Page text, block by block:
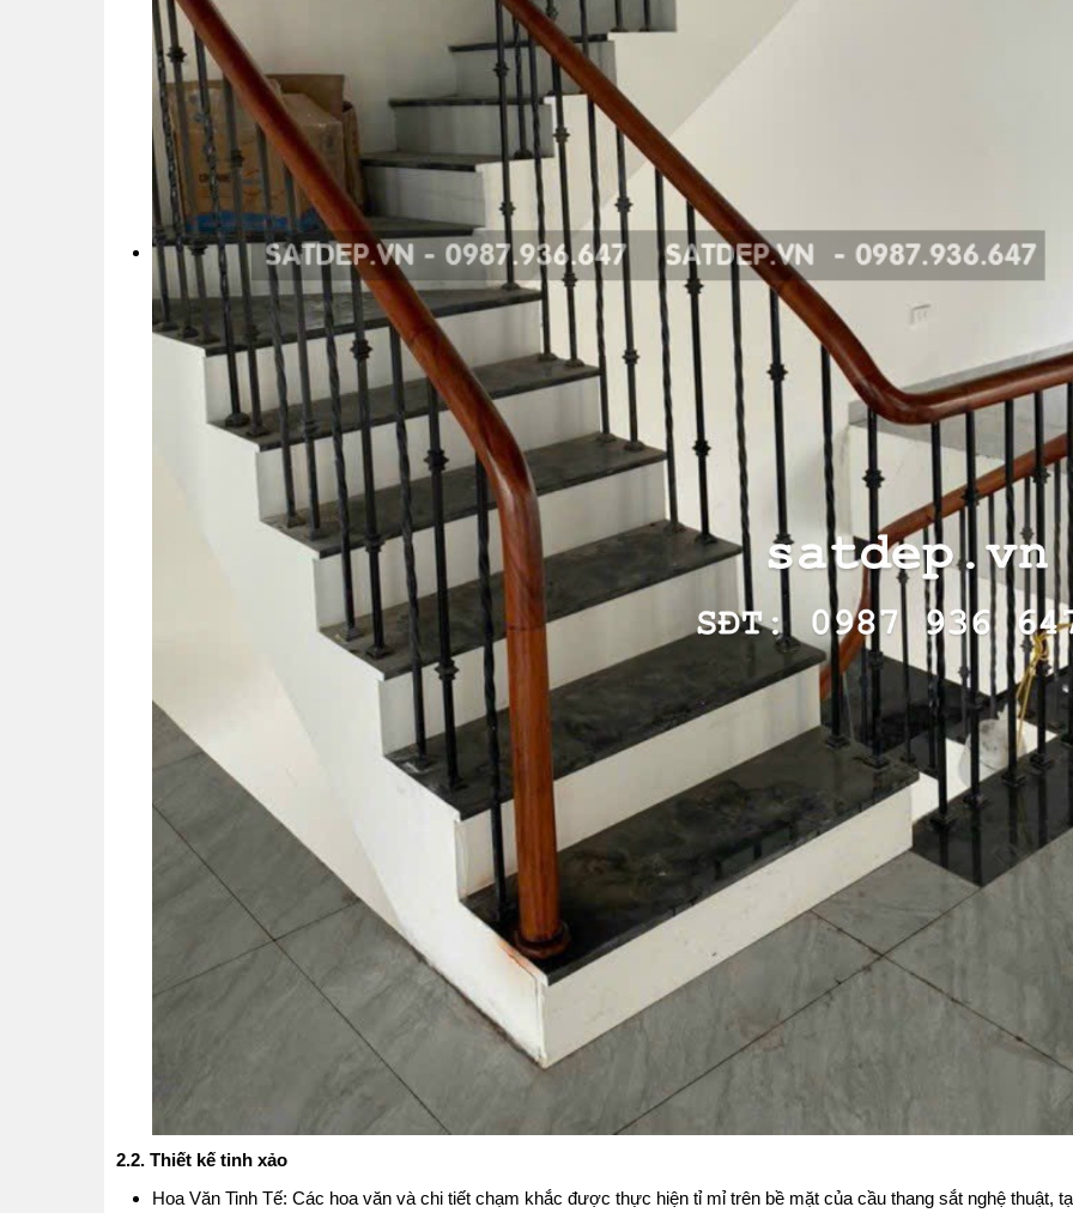
2.2. Thiết kế tinh xảo
Hoa Văn Tinh Tế: Các hoa văn và chi tiết chạm khắc được thực hiện tỉ mỉ trên bề mặt của cầu thang sắt nghệ thuật,